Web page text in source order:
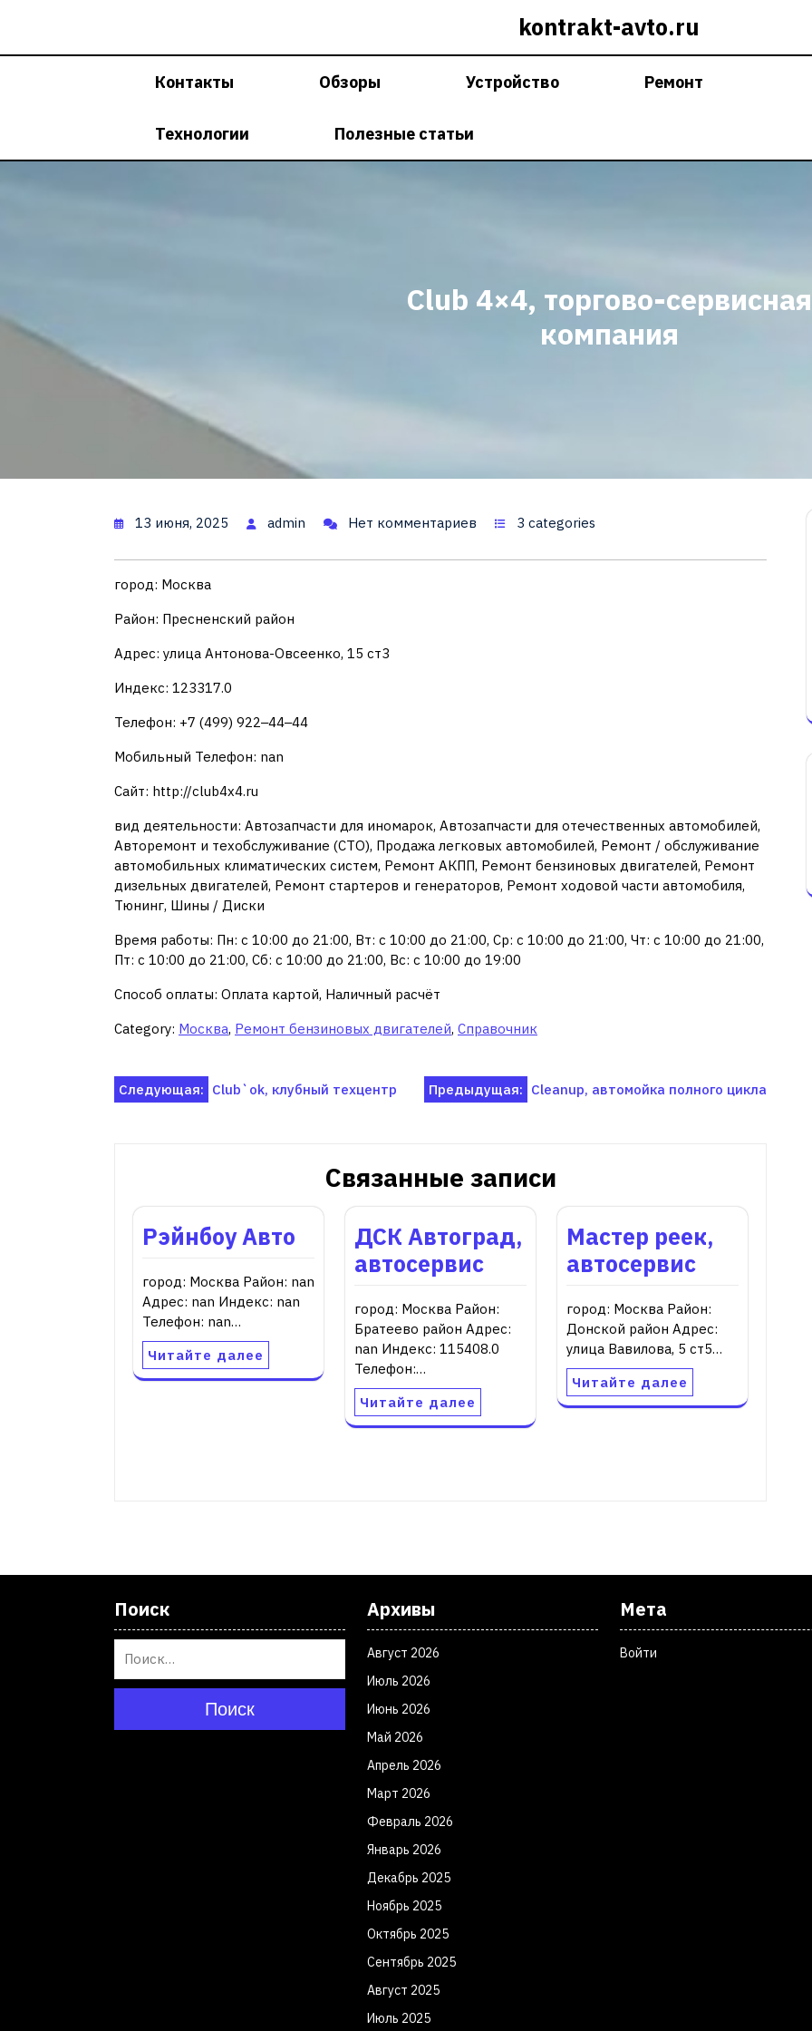
kontrakt-avto.ru
Контакты Обзоры Устройство Ремонт
Технологии Полезные статьи
Club 4×4, торгово-сервисная
компания
13 июня, 2025 admin Нет комментариев 3 categories
город: Москва
Район: Пресненский район
Адрес: улица Антонова-Овсеенко, 15 ст3
Индекс: 123317.0
Телефон: +7 (499) 922‒44‒44
Мобильный Телефон: nan
Сайт: http://club4x4.ru
вид деятельности: Автозапчасти для иномарок, Автозапчасти для отечественных автомобилей,
Авторемонт и техобслуживание (СТО), Продажа легковых автомобилей, Ремонт / обслуживание
автомобильных климатических систем, Ремонт АКПП, Ремонт бензиновых двигателей, Ремонт
дизельных двигателей, Ремонт стартеров и генераторов, Ремонт ходовой части автомобиля,
Тюнинг, Шины / Диски
Время работы: Пн: с 10:00 до 21:00, Вт: с 10:00 до 21:00, Ср: с 10:00 до 21:00, Чт: с 10:00 до 21:00,
Пт: с 10:00 до 21:00, Сб: с 10:00 до 21:00, Вс: с 10:00 до 19:00
Способ оплаты: Оплата картой, Наличный расчёт
Category: Москва, Ремонт бензиновых двигателей, Справочник
Навигация
Предыдущая: Cleanup, автомойка полного цикла
Следующая: Club`ok, клубный техцентр
Связанные записи
Рэйнбоу Авто
город: Москва Район: nan
Адрес: nan Индекс: nan
Телефон: nan…
Читайте далее
ДСК Автоград,
автосервис
город: Москва Район:
Братеево район Адрес:
nan Индекс: 115408.0
Телефон:…
Читайте далее
Мастер реек,
автосервис
город: Москва Район:
Донской район Адрес:
улица Вавилова, 5 ст5…
Читайте далее
Поиск
Поиск
Архивы
Август 2026
Июль 2026
Июнь 2026
Май 2026
Апрель 2026
Март 2026
Февраль 2026
Январь 2026
Декабрь 2025
Ноябрь 2025
Октябрь 2025
Сентябрь 2025
Август 2025
Июль 2025
Мета
Войти